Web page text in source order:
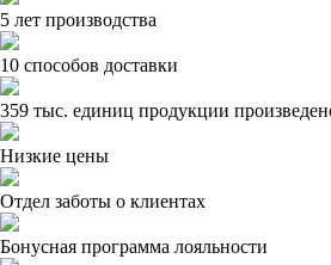
5 лет производства
10 способов доставки
359 тыс. единиц продукции
Низкие цены
Отдел заботы о клиентах
Бонусная программа лояльности